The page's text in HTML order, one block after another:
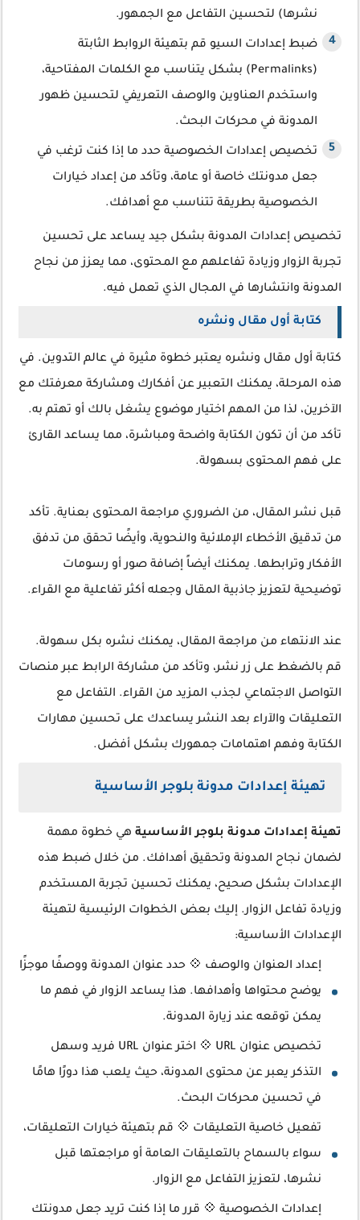
نشرها) لتحسين التفاعل مع الجمهور.
ضبط إعدادات السيو قم بتهيئة الروابط الثابتة
(Permalinks) بشكل يتناسب مع الكلمات المفتاحية،
واستخدم العناوين والوصف التعريفي لتحسين ظهور
المدونة في محركات البحث.
تخصيص إعدادات الخصوصية حدد ما إذا كنت ترغب في
جعل مدونتك خاصة أو عامة، وتأكد من إعداد خيارات
الخصوصية بطريقة تتناسب مع أهدافك.
تخصيص إعدادات المدونة بشكل جيد يساعد على تحسين
تجربة الزوار وزيادة تفاعلهم مع المحتوى، مما يعزز من نجاح
المدونة وانتشارها في المجال الذي تعمل فيه.
كتابة أول مقال ونشره
كتابة أول مقال ونشره يعتبر خطوة مثيرة في عالم التدوين. في
هذه المرحلة، يمكنك التعبير عن أفكارك ومشاركة معرفتك مع
الآخرين، لذا من المهم اختيار موضوع يشغل بالك أو تهتم به.
تأكد من أن تكون الكتابة واضحة ومباشرة، مما يساعد القارئ
على فهم المحتوى بسهولة.
قبل نشر المقال، من الضروري مراجعة المحتوى بعناية. تأكد
من تدقيق الأخطاء الإملائية والنحوية، وأيضًا تحقق من تدفق
الأفكار وترابطها. يمكنك أيضاً إضافة صور أو رسومات
توضيحية لتعزيز جاذبية المقال وجعله أكثر تفاعلية مع القراء.
عند الانتهاء من مراجعة المقال، يمكنك نشره بكل سهولة.
قم بالضغط على زر نشر، وتأكد من مشاركة الرابط عبر منصات
التواصل الاجتماعي لجذب المزيد من القراء. التفاعل مع
التعليقات والآراء بعد النشر يساعدك على تحسين مهارات
الكتابة وفهم اهتمامات جمهورك بشكل أفضل.
تهيئة إعدادات مدونة بلوجر الأساسية
تهيئة إعدادات مدونة بلوجر الأساسية هي خطوة مهمة
لضمان نجاح المدونة وتحقيق أهدافك. من خلال ضبط هذه
الإعدادات بشكل صحيح، يمكنك تحسين تجربة المستخدم
وزيادة تفاعل الزوار. إليك بعض الخطوات الرئيسية لتهيئة
الإعدادات الأساسية:
إعداد العنوان والوصف 💠 حدد عنوان المدونة ووصفًا موجزًا
يوضح محتواها وأهدافها. هذا يساعد الزوار في فهم ما
يمكن توقعه عند زيارة المدونة.
تخصيص عنوان URL 💠 اختر عنوان URL فريد وسهل
التذكر يعبر عن محتوى المدونة، حيث يلعب هذا دورًا هامًا
في تحسين محركات البحث.
تفعيل خاصية التعليقات 💠 قم بتهيئة خيارات التعليقات،
سواء بالسماح بالتعليقات العامة أو مراجعتها قبل
نشرها، لتعزيز التفاعل مع الزوار.
إعدادات الخصوصية 💠 قرر ما إذا كنت تريد جعل مدونتك